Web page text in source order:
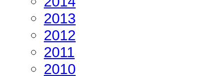
2013
2012
2011
2010